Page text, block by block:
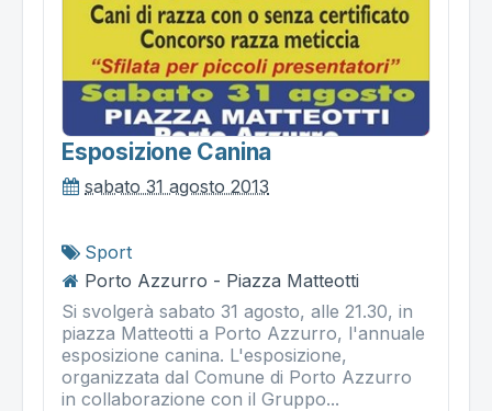
Esposizione Canina
sabato 31 agosto 2013
Sport
Porto Azzurro - Piazza Matteotti
Si svolgerà sabato 31 agosto, alle 21.30, in
piazza Matteotti a Porto Azzurro, l'annuale
esposizione canina. L'esposizione,
organizzata dal Comune di Porto Azzurro
in collaborazione con il Gruppo...